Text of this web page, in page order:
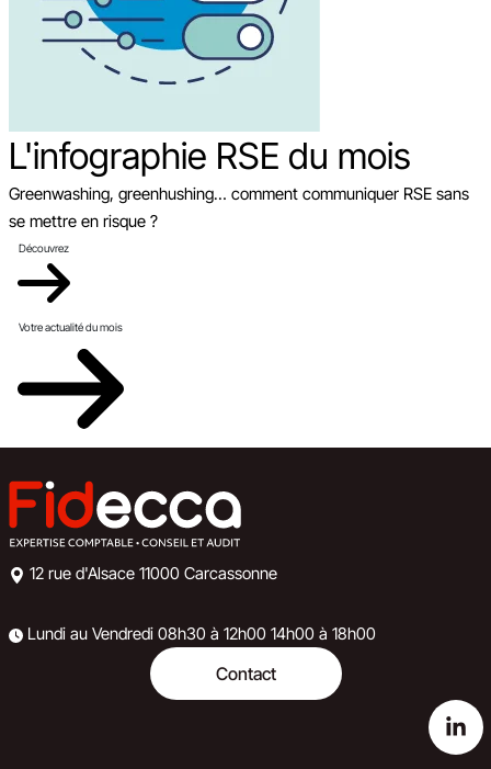
L'infographie RSE du mois
Greenwashing, greenhushing… comment communiquer RSE sans
se mettre en risque ?
Découvrez
Votre actualité du mois
12 rue d'Alsace 11000 Carcassonne
Lundi au Vendredi 08h30 à 12h00 14h00 à 18h00
Contact